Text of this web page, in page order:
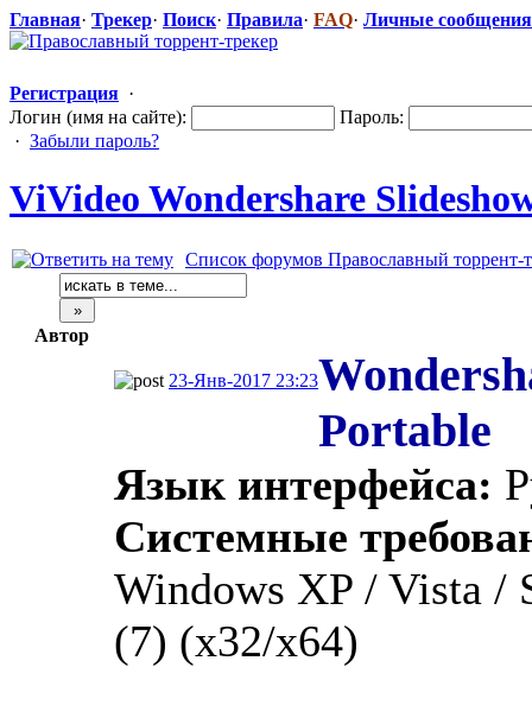
Главная· Трекер· Поиск· Правила· FAQ· Личные сообщения
Регистрация ·
Логин (имя на сайте):
Пароль:
· Забыли пароль?
ViVideo Wondershare
Список форумов Православный торрент-
Автор
23-Янв-2017 23:23
Portable
Язык интерфейса:
Системные
Windows XP / Vista /
(7) (x32/x64)